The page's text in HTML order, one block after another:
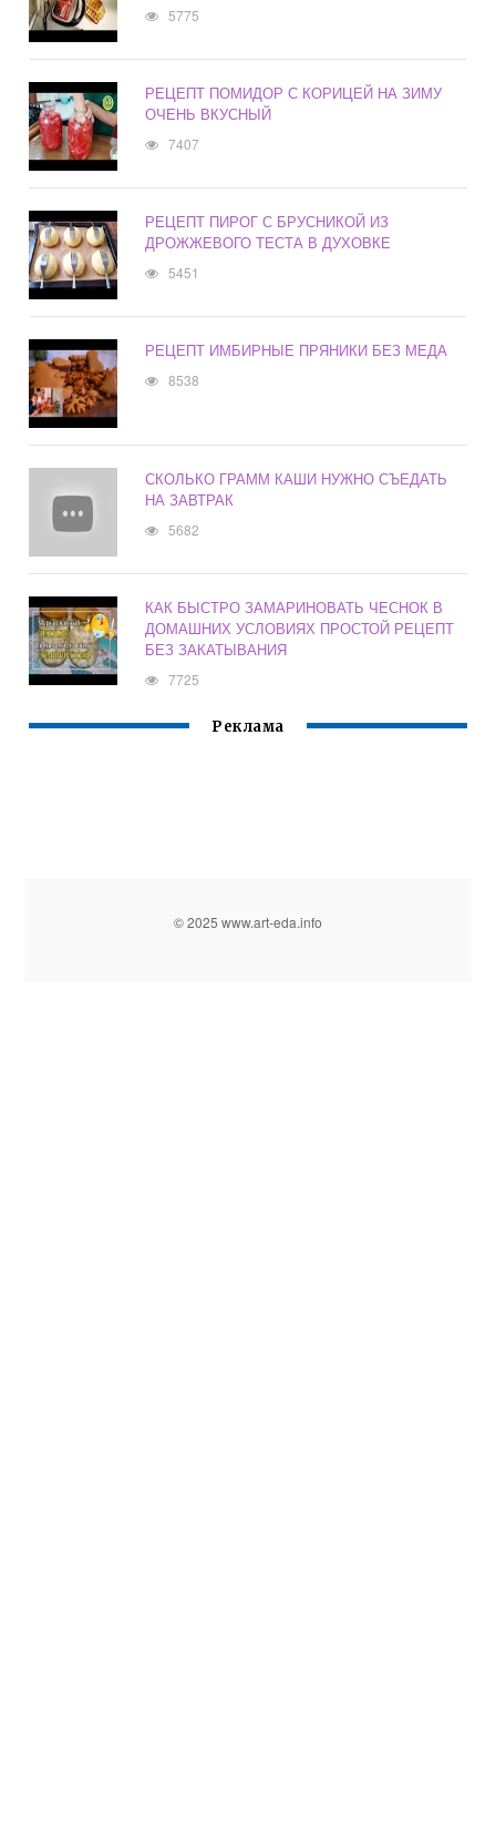
5775
РЕЦЕПТ ПОМИДОР С КОРИЦЕЙ НА ЗИМУ
ОЧЕНЬ ВКУСНЫЙ
7407
РЕЦЕПТ ПИРОГ С БРУСНИКОЙ ИЗ
ДРОЖЖЕВОГО ТЕСТА В ДУХОВКЕ
5451
РЕЦЕПТ ИМБИРНЫЕ ПРЯНИКИ БЕЗ МЕДА
8538
СКОЛЬКО ГРАММ КАШИ НУЖНО СЪЕДАТЬ
НА ЗАВТРАК
5682
КАК БЫСТРО ЗАМАРИНОВАТЬ ЧЕСНОК В
ДОМАШНИХ УСЛОВИЯХ ПРОСТОЙ РЕЦЕПТ
БЕЗ ЗАКАТЫВАНИЯ
7725
Реклама
© 2025 www.art-eda.info